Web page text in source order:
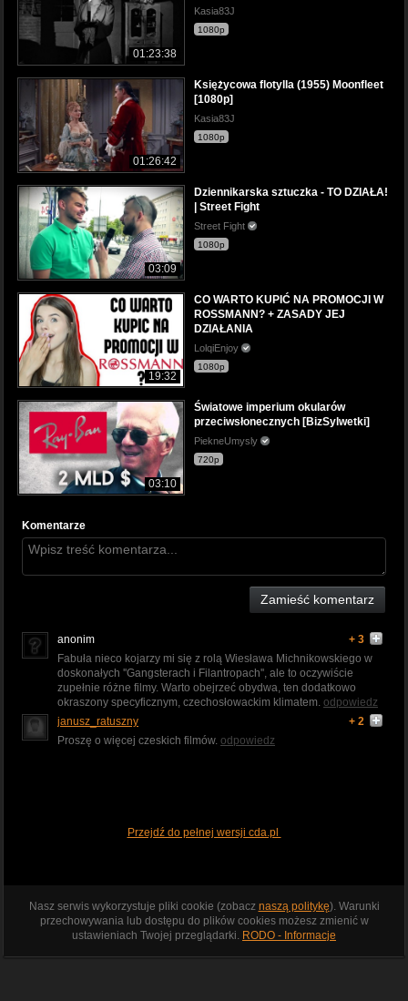
01:23:38
Kasia83J
1080p
01:26:42
Księżycowa flotylla (1955) Moonfleet
[1080p]
Kasia83J
1080p
03:09
Dziennikarska sztuczka - TO DZIAŁA!
| Street Fight
Street Fight
1080p
19:32
CO WARTO KUPIĆ NA PROMOCJI W
ROSSMANN? + ZASADY JEJ
DZIAŁANIA
LolqiEnjoy
1080p
03:10
Światowe imperium okularów
przeciwsłonecznych [BizSylwetki]
PiekneUmysly
720p
Komentarze
Zamieść komentarz
anonim
+ 3
Fabuła nieco kojarzy mi się z rolą Wiesława Michnikowskiego w
doskonałych ''Gangsterach i Filantropach'', ale to oczywiście
zupełnie różne filmy. Warto obejrzeć obydwa, ten dodatkowo
okraszony specyficznym, czechosłowackim klimatem. odpowiedz
janusz_ratuszny
+ 2
Proszę o więcej czeskich filmów. odpowiedz
Przejdź do pełnej wersji cda.pl
Nasz serwis wykorzystuje pliki cookie (zobacz naszą politykę). Warunki
przechowywania lub dostępu do plików cookies możesz zmienić w
ustawieniach Twojej przeglądarki. RODO - Informacje